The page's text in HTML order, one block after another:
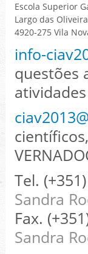
Escola Superior
Largo das
4920-275 Vila
info-
questões
Tel.
Sandra
Fax.
Sandra